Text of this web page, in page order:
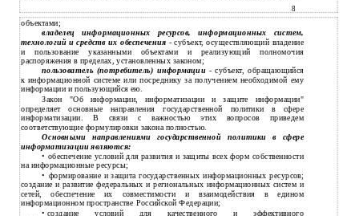
8
объектами;
владелец информационных ресурсов, информационных систем,
технологий и средств их обеспечения -субъект, осуществляющий владение
и пользование указанными объектами и реализующий полномочия
распоряжения в пределах, установленных законом;
пользователь (потребитель) информации -субъект, обращающийся
к информационной системе или посреднику за получением необходимой ему
информации и пользующийся ею.
Закон "Об информации, информатизации и защите информации"
определяет основные направления государственной политики в сфере
информатизации. В связи с важностью этих вопросов приведем
соответствующие формулировки закона полностью.
Основными направлениями государственной политики в сфере
информатизации являются:
• обеспечение условий для развития и защиты всех форм собственности
на информационные ресурсы;
• формирование и защита государственных информационных ресурсов;
создание и развитие федеральных и региональных информационных систем и
сетей, обеспечение их совместимости и взаимодействия в едином
информационном пространстве Российской Федерации;
• создание условий для качественного и эффективного